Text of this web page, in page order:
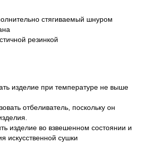
стягиваемый шнуром
резинкой
изделие при температуре не выше
отбеливатель, поскольку он
изделие во взвешенном состоянии и
искусственной сушки